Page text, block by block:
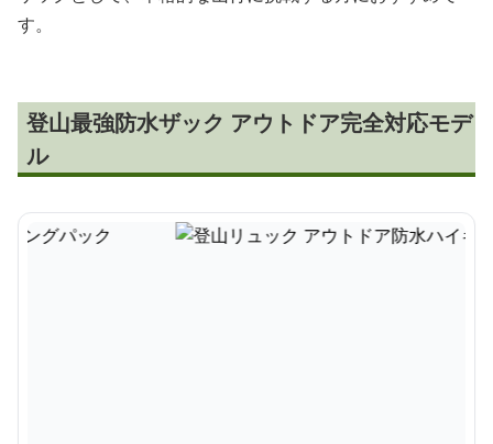
す。
登山最強防水ザック アウトドア完全対応モデ
ル